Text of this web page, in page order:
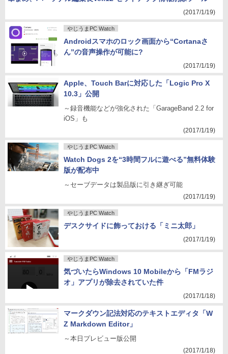
(2017/1/19)
やじうまPC Watch
Androidスマホのロック画面から“Cortanaさ
ん”の音声操作が可能に?
(2017/1/19)
Apple、Touch Barに対応した「Logic Pro X
10.3」公開
～録音機能などが強化された「GarageBand 2.2 for
iOS」も
(2017/1/19)
やじうまPC Watch
Watch Dogs 2を“3時間フルに遊べる”無料体験
版が配布中
～セーブデータは製品版に引き継ぎ可能
(2017/1/19)
やじうまPC Watch
デスクサイドに飾っておける「ミニ太郎」
(2017/1/19)
やじうまPC Watch
気づいたらWindows 10 Mobileから「FMラジ
オ」アプリが除去されていた件
(2017/1/18)
マークダウン記法対応のテキストエディタ「W
Z Markdown Editor」
～本日プレビュー版公開
(2017/1/18)